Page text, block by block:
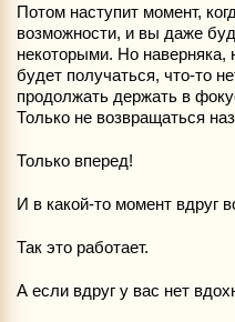
Потом наступит момент,
возможности, и вы даже
некоторыми. Но наверняка,
будет получаться, что-то
продолжать держать в
Только не возвращаться
Только вперед!
И в какой-то момент вдруг
Так это работает.
А если вдруг у вас нет